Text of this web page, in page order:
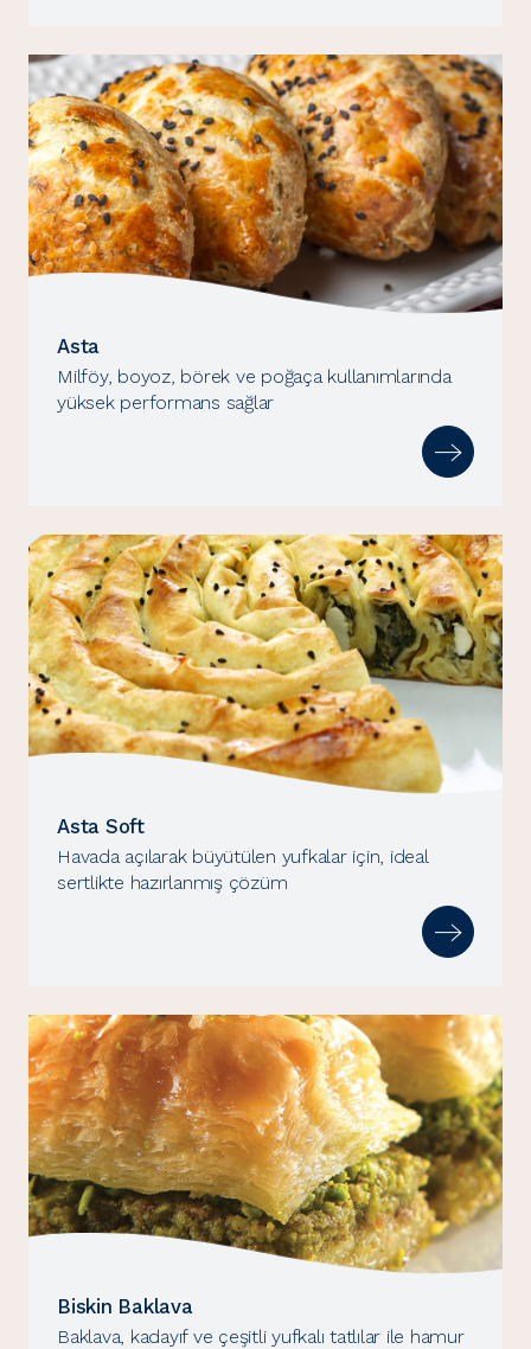
Asta
Milföy, boyoz, börek ve poğaça kullanımlarında
yüksek performans sağlar
Asta Soft
Havada açılarak büyütülen yufkalar için, ideal
sertlikte hazırlanmış çözüm
Biskin Baklava
Baklava, kadayıf ve çeşitli yufkalı tatlılar ile hamur